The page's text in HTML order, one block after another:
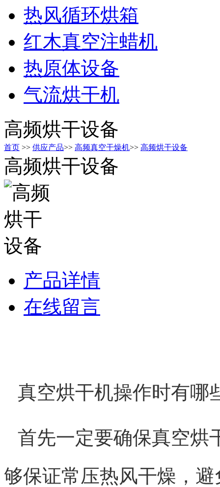
热风循环烘箱
红木真空注蜡机
热原体设备
气流烘干机
高频烘干设备
首页 >> 供应产品>> 高频真空干燥机>> 高频烘干设备
高频烘干设备
产品详情
在线留言
真空烘干机操作时有哪
首先一定要确保真空烘
够保证常压热风干燥，